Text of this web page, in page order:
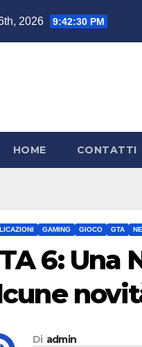
2026 9:42:31 PM
HOME CONTATTI
GAMING GIOCO GTA
6: Una
Di admin